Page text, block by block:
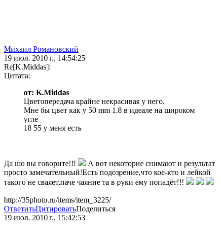
Михаил Романовский
19 июл. 2010 г., 14:54:25
Re[K.Middas]:
Цитата:
от: K.Middas
Цветопередача крайне некрасивая у него.
Мне бы цвет как у 50 mm 1.8 в идеале на широком
угле
18 55 у меня есть
Да шо вы говорите!!!
А вот некоторие снимают и результат
просто замечательный!Есть подозрение,что кое-кто и лейкой
такого не сваяет,паче чаяние та в руки ему попадёт!!!
http://35photo.ru/items/item_3225/
ОтветитьЦитироватьПоделиться
19 июл. 2010 г., 15:42:53